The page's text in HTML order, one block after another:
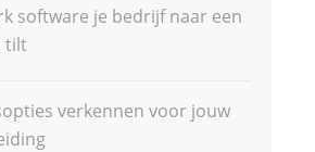
software je bedrijf naar een
tilt
verkennen voor jouw